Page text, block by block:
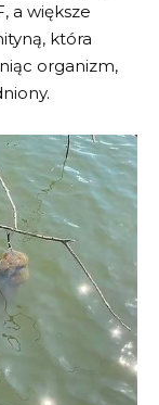
a większe
która
organizm,